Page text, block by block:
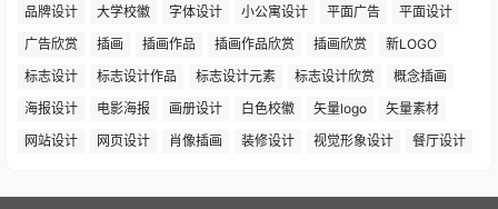
品牌设计
大学校徽 字体设计 小公寓设计 平面广告
平面设计
广告欣赏
插画 插画作品 插画作品欣赏 插画欣赏
新LOGO
标志设计
标志设计作品 标志设计元素 标志设计欣赏
概念插画
海报设计
电影海报 画册设计 白色校徽 矢量logo
矢量素材
网站设计
网页设计 肖像插画 装修设计 视觉形象设计 餐厅设计